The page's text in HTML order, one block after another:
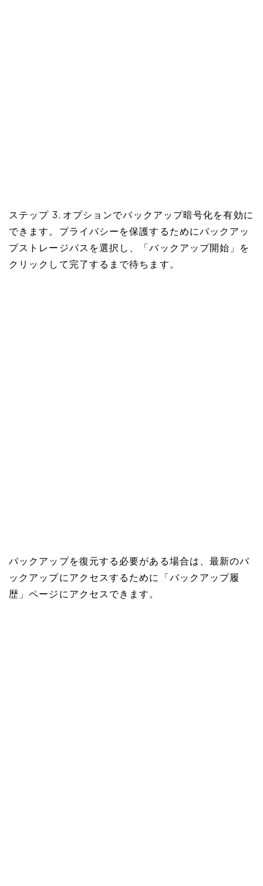
ステップ 3. オプションでバックアップ暗号化を有効に
できます。プライバシーを保護するためにバックアッ
プストレージパスを選択し、「バックアップ開始」を
クリックして完了するまで待ちます。
バックアップを復元する必要がある場合は、最新のバ
ックアップにアクセスするために「バックアップ履
歴」ページにアクセスできます。